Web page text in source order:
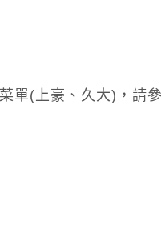
單(上豪、久大) ，請